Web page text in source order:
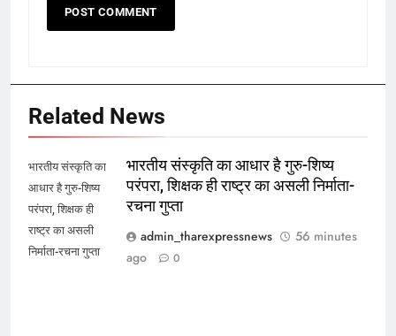
Related News
भारतीय संस्कृति का
आधार है गुरु-शिष्य
परंपरा, शिक्षक ही
राष्ट्र का असली
निर्माता-रचना गुप्ता
भारतीय संस्कृति का आधार है गुरु-शिष्य
परंपरा, शिक्षक ही राष्ट्र का असली निर्माता-
रचना गुप्ता
admin_tharexpressnews
56 minutes
ago
0